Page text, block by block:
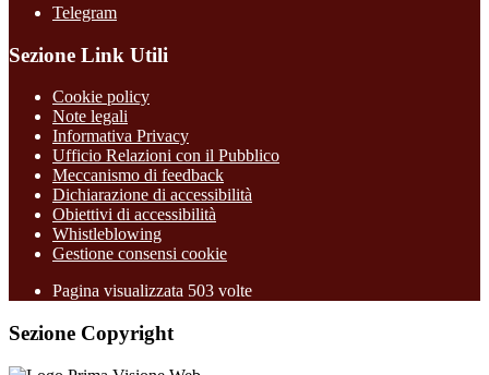
Telegram
Sezione Link Utili
Cookie policy
Note legali
Informativa Privacy
Ufficio Relazioni con il Pubblico
Meccanismo di feedback
Dichiarazione di accessibilità
Obiettivi di accessibilità
Whistleblowing
Gestione consensi cookie
Pagina visualizzata 503 volte
Sezione Copyright